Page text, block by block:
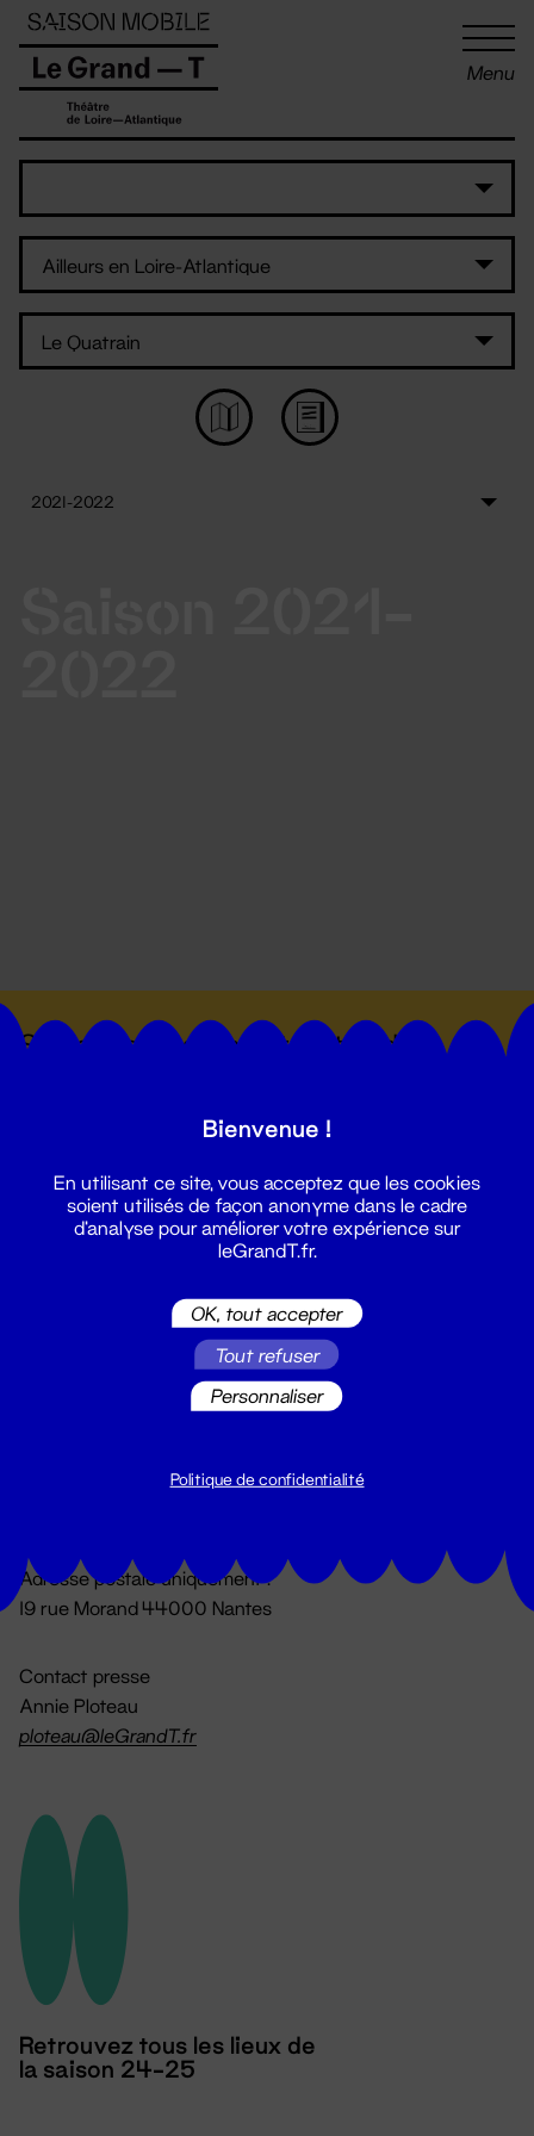
Menu
Suivez toutes les actualités du
Du lundi au vendredi 14h → 18h
Adresse postale uniquement :
19 rue Morand 44000 Nantes
Contact presse
Annie Ploteau
ploteau@leGrandT.fr
Retrouvez tous les lieux de
la saison 24-25
Panneau de gestion des cookies
Bienvenue !
En utilisant ce site, vous acceptez que les cookies
soient utilisés de façon anonyme dans le cadre
d'analyse pour améliorer votre expérience sur
leGrandT.fr.
OK, tout accepter
Tout refuser
Personnaliser
Politique de confidentialité